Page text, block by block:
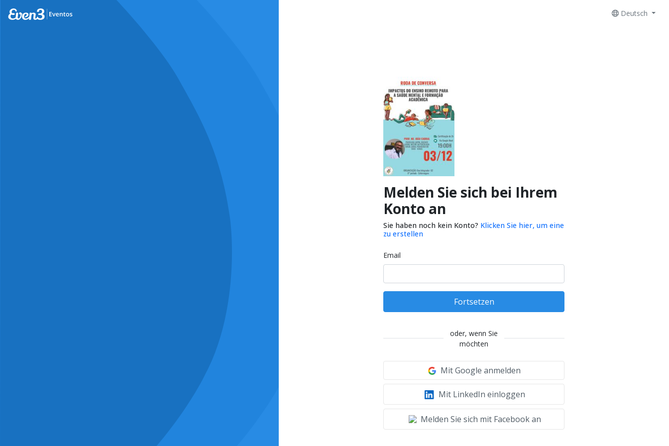
Deutsch
Melden Sie sich bei Ihrem
Konto an
Sie haben noch kein Konto? Klicken Sie hier, um eine
zu erstellen
Email
Fortsetzen
oder, wenn Sie
möchten
Mit Google anmelden
Mit LinkedIn einloggen
Melden Sie sich mit Facebook an